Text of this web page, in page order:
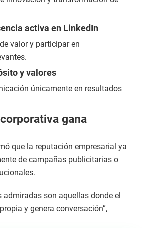
activa en LinkedIn
valor y participar en
y valores
únicamente en resultados
gana
que la reputación empresarial ya
de campañas publicitarias o
admiradas son aquellas donde el
y genera conversación”,